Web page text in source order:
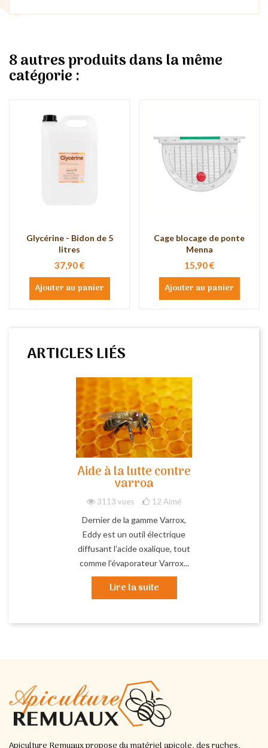
8 autres produits dans la même
catégorie :
Glycérine - Bidon de 5
litres
37,90 €
Ajouter au panier
Cage blocage de ponte
Menna
15,90 €
Ajouter au panier
ARTICLES LIÉS
Aide à la lutte contre
varroa
3113 vues 12 Aimé
Dernier de la gamme Varrox,
Eddy est un outil électrique
diffusant l’acide oxalique, tout
comme l’évaporateur Varrox...
Lire la suite